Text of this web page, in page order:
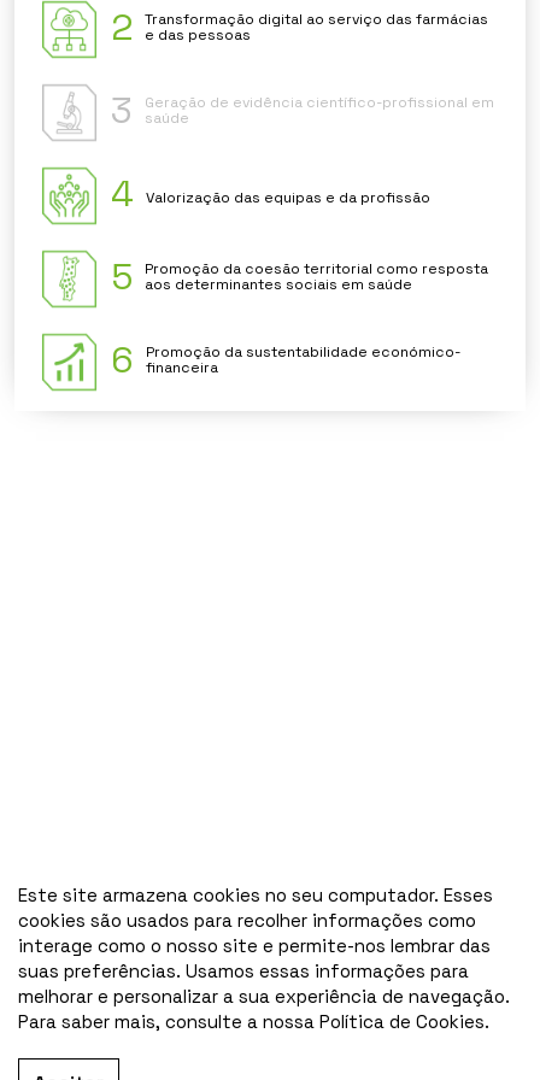
2
Transformação digital ao serviço das farmácias
e das pessoas
3
Geração de evidência científico-profissional em
saúde
4 Valorização das equipas e da profissão
5
Promoção da coesão territorial como resposta
aos determinantes sociais em saúde
6
Promoção da sustentabilidade económico-
financeira
Este site armazena cookies no seu computador. Esses
cookies são usados para recolher informações como
interage como o nosso site e permite-nos lembrar das
suas preferências. Usamos essas informações para
melhorar e personalizar a sua experiência de navegação.
Para saber mais, consulte a nossa Política de Cookies.